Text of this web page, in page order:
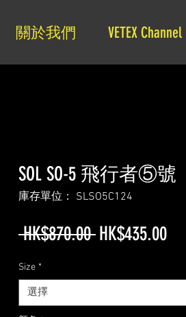
關於我們 VETEX Channel
SOL SO-5 飛行者⑤號
庫存單位： SLSO5C124
HK$870.00 一
價
HK$435.00促
價
Size *
選擇